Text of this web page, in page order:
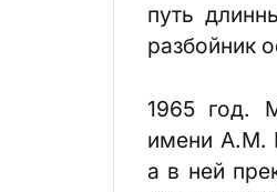
путь
разбойник
1965 год.
имени А.М.
а в ней